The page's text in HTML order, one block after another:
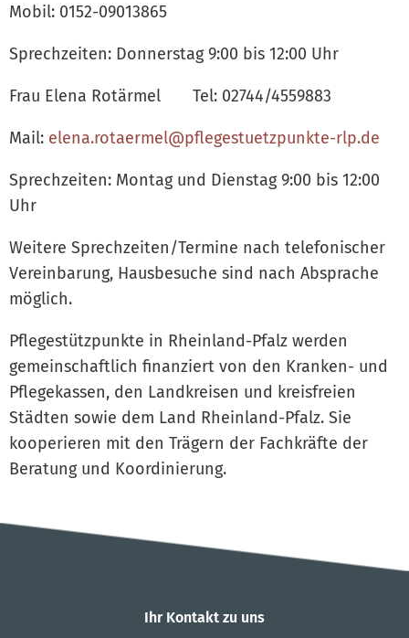
Mobil: 0152-09013865
Sprechzeiten: Donnerstag 9:00 bis 12:00 Uhr
Frau Elena Rotärmel Tel: 02744/4559883
Mail: elena.rotaermel@pflegestuetzpunkte-rlp.de
Sprechzeiten: Montag und Dienstag 9:00 bis 12:00
Uhr
Weitere Sprechzeiten/Termine nach telefonischer
Vereinbarung, Hausbesuche sind nach Absprache
möglich.
Pflegestützpunkte in Rheinland-Pfalz werden
gemeinschaftlich finanziert von den Kranken- und
Pflegekassen, den Landkreisen und kreisfreien
Städten sowie dem Land Rheinland-Pfalz. Sie
kooperieren mit den Trägern der Fachkräfte der
Beratung und Koordinierung.
Ihr Kontakt zu uns